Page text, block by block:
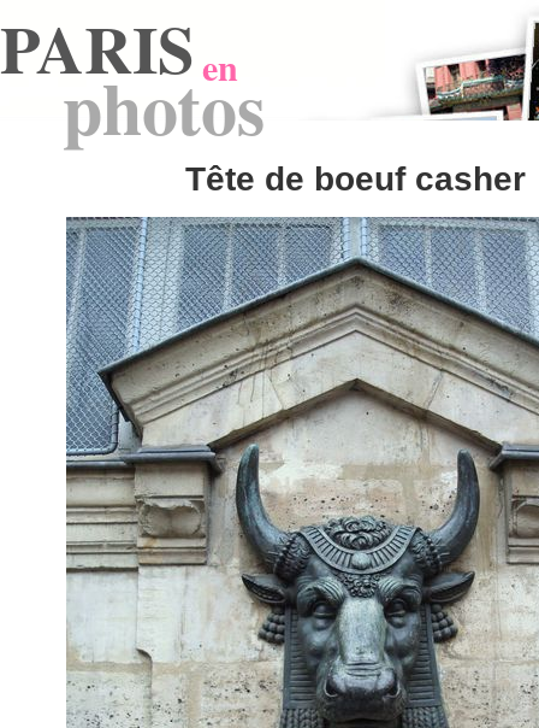
PARISen
photos
Tête de boeuf casher